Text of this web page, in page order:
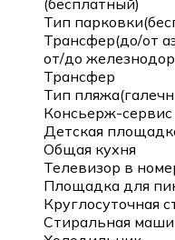
Тип
Трансфер(до/от
от/до
Трансфер
Тип
Консьерж-сервис
Детская
Общая кухня
Телевизор в
Площадка для
Круглосуточная
Стиральная